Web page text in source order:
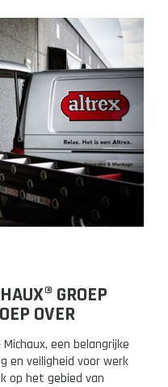
GROEP
OVER
een belangrijke
en veiligheid voor werk
op het gebied van